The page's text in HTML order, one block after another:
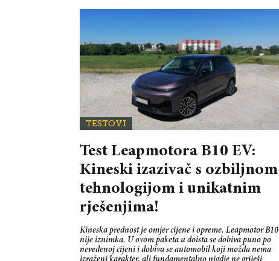
TESTOVI
Test Leapmotora B10 EV:
Kineski izazivač s ozbiljnom
tehnologijom i unikatnim
rješenjima!
Kineska prednost je omjer cijene i opreme. Leapmotor B10
nije iznimka. U ovom paketa u doista se dobiva puno po
nevedenoj cijeni i dobiva se automobil koji možda nema